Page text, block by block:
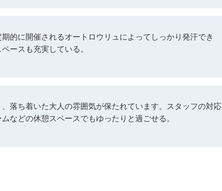
的に開催されるオートロウリュによってしっかり発汗でき
ースも充実している。
落ち着いた大人の雰囲気が保たれています。スタッフの対応
などの休憩スペースでもゆったりと過ごせる。